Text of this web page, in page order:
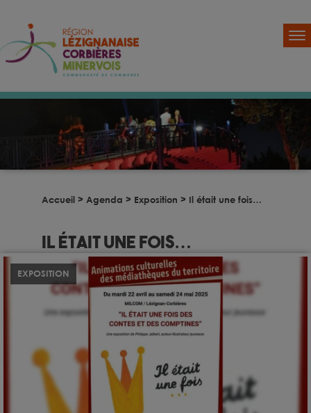
Accueil > Agenda > Exposition > Il était une fois…
Il était une fois…
EXPOSITION